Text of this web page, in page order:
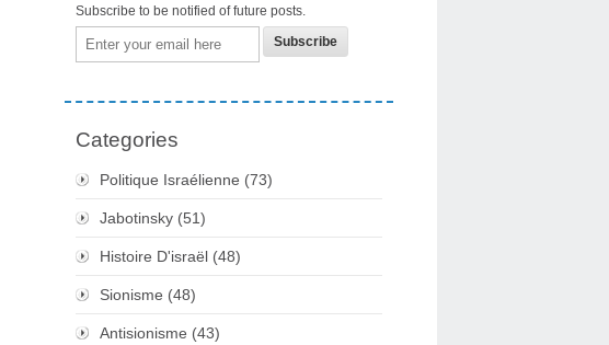
Subscribe to be notified of future posts.
Email
Categories
Politique Israélienne (73)
Jabotinsky (51)
Histoire D'israël (48)
Sionisme (48)
Antisionisme (43)